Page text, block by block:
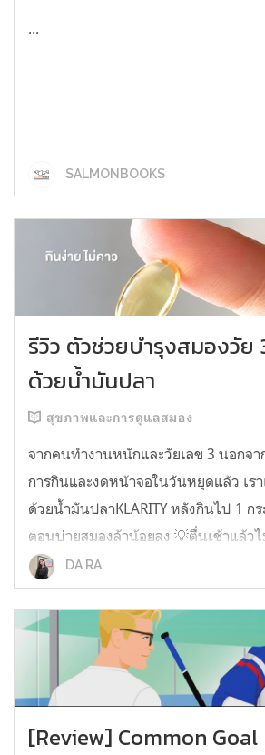
...
SALMONBOOKS
รีวิว ตัวช่วยบำรุงสมองวัย
ด้วยน้ำมันปลา
สุขภาพและการดูแลสมอง
จากคนทำงานหนักและวัยเลข 3 นอกจา
การกินและงดหน้าจอในวันหยุดแล้ว เรา
ด้วยน้ำมันปลาKLARITY หลังกินไป 1 ก
ตอนบ่ายสมองล้าน้อยลง 💡ตื่นเช้าแล้ว
หัว 💡ไอเดียไม่ตัน ยิ่งทำงานสาย
ว่าควรมี ชอบตรงที่ไม่มีกลิ่นคาวเลย กิน
ตั้งแต่เคยกินน้ำมันปลามาเลย ใครที่เคย
DA RA
[Review] Common